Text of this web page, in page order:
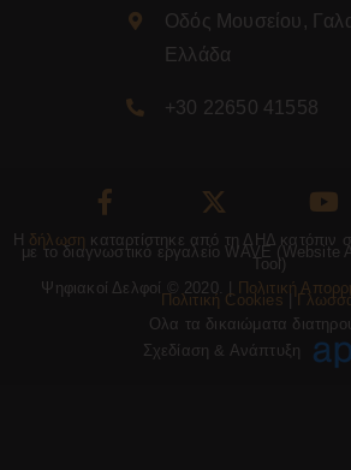
Οδός Μουσείου,
Ελλάδα
+30 22650 41558
Η δήλωση καταρτίστηκε από τη ΔΗΔ κατόπιν
με το διαγνωστικό εργαλείο WAVE
Tool)
Ψηφιακοί Δελφοί © 2020. |
Πολιτική
Πολιτική Cookies |
Ολα τα δικαιώματα
Σχεδίαση & Ανάπτυξη